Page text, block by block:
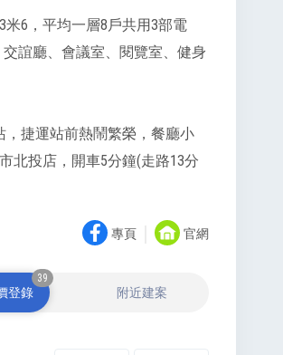
米6，平均一層8戶共用3部電
誼廳、會議室、閱覽室、健身
捷運站前熱鬧繁榮，餐廳小
北投店，開車5分鐘(走路13分
專頁 官網
登錄
39
附近建案